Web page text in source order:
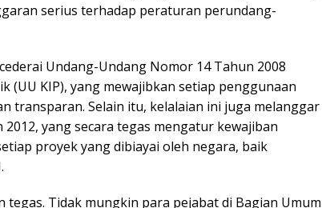
serius terhadap peraturan perundang-
Undang-Undang Nomor 14 Tahun 2008
(UU KIP), yang mewajibkan setiap penggunaan
transparan. Selain itu, kelalaian ini juga melanggar
yang secara tegas mengatur kewajiban
proyek yang dibiayai oleh negara, baik
tegas. Tidak mungkin para pejabat di Bagian Umum